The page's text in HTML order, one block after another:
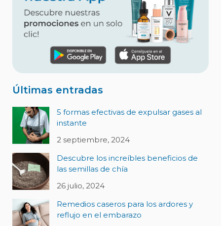
Últimas entradas
5 formas efectivas de expulsar gases al
instante
2 septiembre, 2024
Descubre los increíbles beneficios de
las semillas de chía
26 julio, 2024
Remedios caseros para los ardores y
reflujo en el embarazo